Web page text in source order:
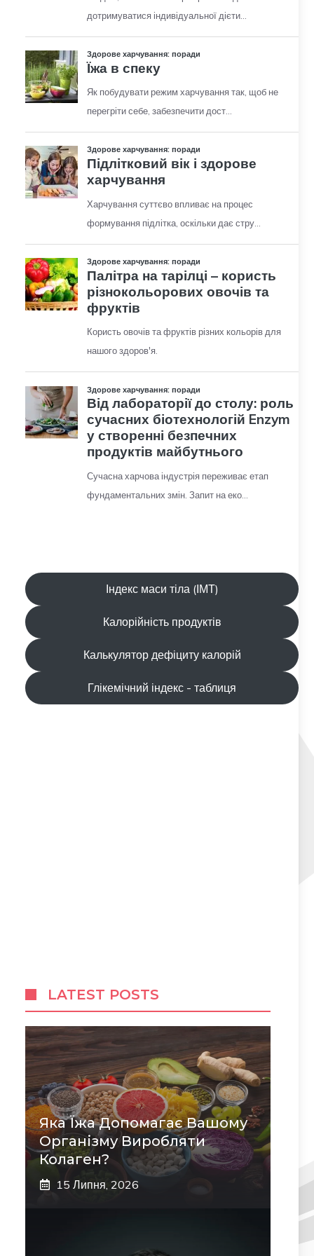
Індекс маси тіла (ІМТ)
Калорійність продуктів
Калькулятор дефіциту калорій
Глікемічний індекс - таблиця
LATEST POSTS
Яка Їжа Допомагає Вашому
Організму Виробляти
Колаген?
15 Липня, 2026